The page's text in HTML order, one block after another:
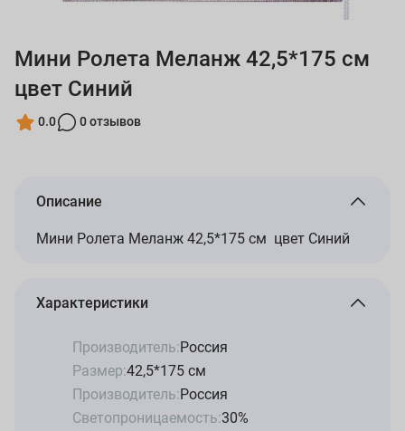
Мини Ролета Меланж 42,5*175 см
цвет Синий
0.0 0 отзывов
Описание
Мини Ролета Меланж 42,5*175 см цвет Синий
Характеристики
Производитель:Россия
Размер:42,5*175 см
Производитель:Россия
Светопроницаемость:30%